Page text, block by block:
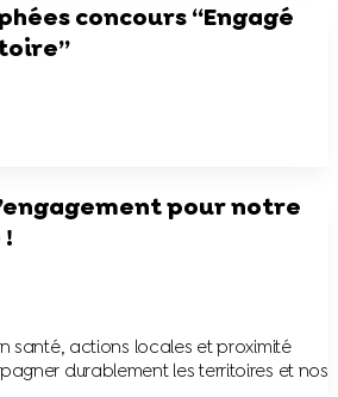
concours “Engagé
pour notre
santé, actions locales et proximité
durablement les territoires et nos